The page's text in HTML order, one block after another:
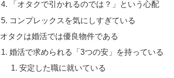
「オタクで引かれるのでは？」という心配
コンプレックスを気にしすぎている
オタクは婚活では優良物件である
婚活で求められる「3つの安」を持っている
安定した職に就いている